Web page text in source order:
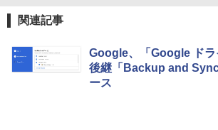
￥115,980
関連記事
Google、「Google ドラ
後継「Backup and
ース